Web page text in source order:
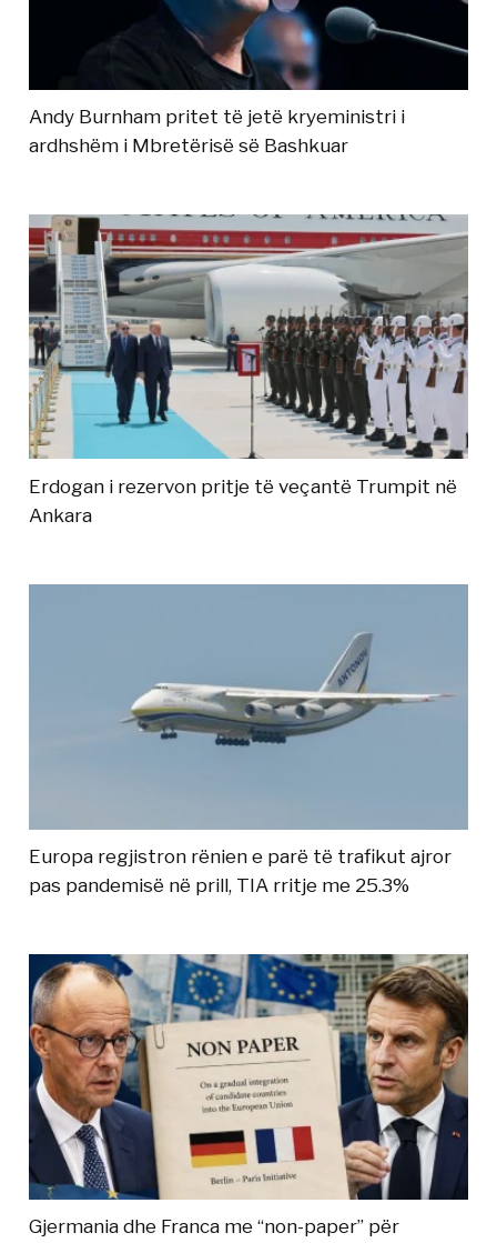
Andy Burnham pritet të jetë kryeministri i
ardhshëm i Mbretërisë së Bashkuar
Erdogan i rezervon pritje të veçantë Trumpit në
Ankara
Europa regjistron rënien e parë të trafikut ajror
pas pandemisë në prill, TIA rritje me 25.3%
Gjermania dhe Franca me “non-paper” për